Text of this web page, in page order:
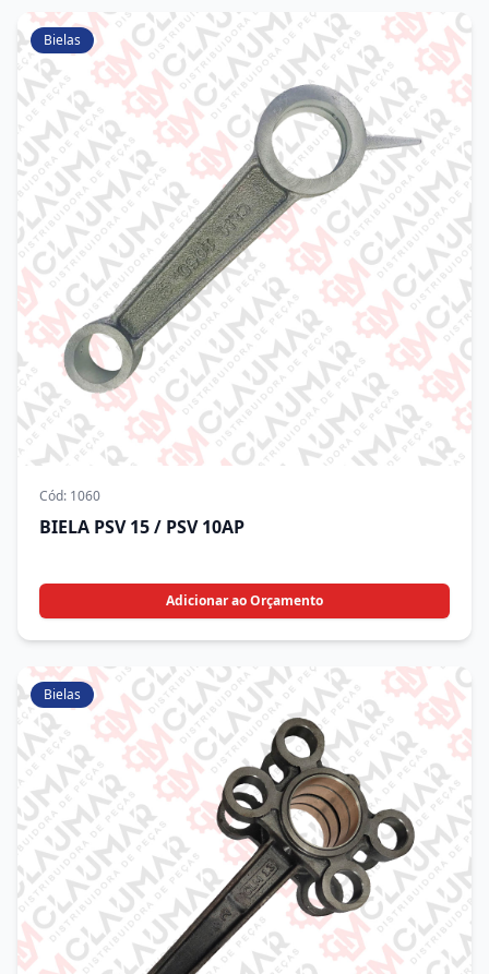
Bielas
Cód: 1060
BIELA PSV 15 / PSV 10AP
Adicionar ao Orçamento
Bielas